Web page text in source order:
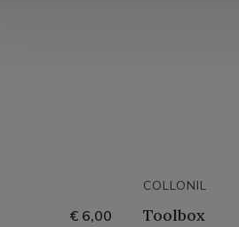
€ 6,00
COLLONIL
Toolbox